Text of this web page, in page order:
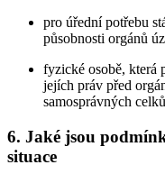
pro úřední potřebu
působnosti orgánů
fyzické osobě, která
jejích práv před
samosprávných
6. Jaké jsou
situace